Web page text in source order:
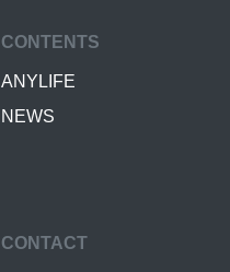
CONTENTS
ANYLIFE
NEWS
CONTACT